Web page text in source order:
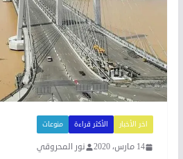
اخر الأخبار الأكثر قراءة منوعات
14 مارس، 2020 نور المحروقي